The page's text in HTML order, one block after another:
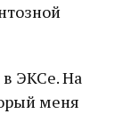
в ЭКСе. На
меня